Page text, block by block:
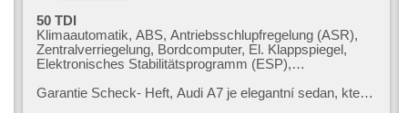
50 TDI
Klimaautomatik, ABS, Antriebsschlupfregelung (ASR),
Zentralverriegelung, Bordcomputer, El. Klappspiegel,
Elektronisches Stabilitätsprogramm (ESP),
beheizte Sitze, Ledersitze, Scheibenwischersensor,
Garantie Scheck​- Heft,​ Audi A7 je elegantní sedan,​ který